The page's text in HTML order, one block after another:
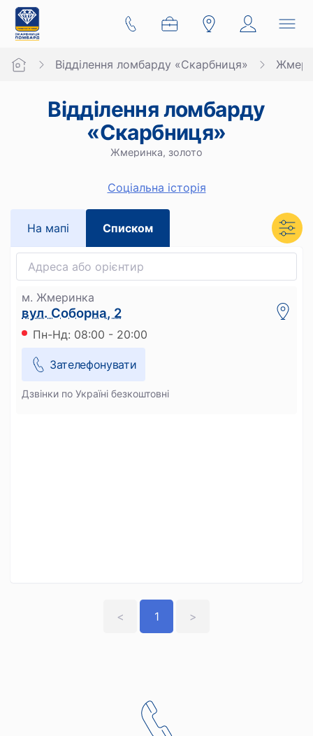
Відділення ломбарду «Скарбниця»
Відділення ломбарду
«Скарбниця»
Жмеринка, золото
Cоціальна історія
На мапi Списком
м. Жмеринка
вул. Соборна, 2
Пн-Нд: 08:00 - 20:00
Зателефонувати
Дзвінки по Україні безкоштовні
< 1 >